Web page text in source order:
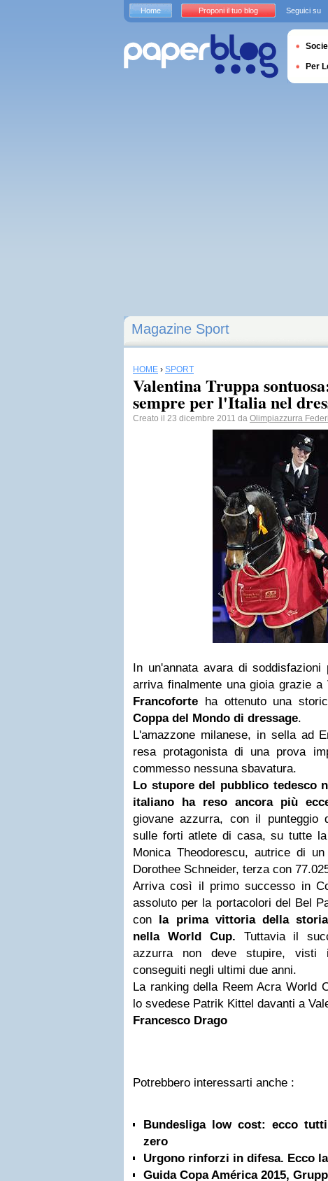
Magazine Sport
HOME › SPORT
Valentina Truppa
sempre per l'Italia nel
Creato il 23 dicembre 2011 da Olimpiazzurra
In un'annata avara di soddisfazioni
arriva finalmente una gioia grazie a
Francoforte ha ottenuto una
Coppa del Mondo di dressage.
L'amazzone milanese, in sella ad
resa protagonista di una prova
commesso nessuna sbavatura.
Lo stupore del pubblico tedesco
italiano ha reso ancora più
giovane azzurra, con il punteggio
sulle forti atlete di casa, su tutte la
Monica Theodorescu, autrice di
Dorothee Schneider, terza con
Arriva così il primo successo in
assoluto per la portacolori del Bel
con la prima vittoria della
nella World Cup. Tuttavia il
azzurra non deve stupire, visti i
conseguiti negli ultimi due anni.
La ranking della Reem Acra World
lo svedese Patrik Kittel davanti a
Francesco Drago
Potrebbero interessarti anche :
Bundesliga low cost: ecco
zero
Urgono rinforzi in difesa. Ecco
Guida Copa América 2015,
Home Proponi il tuo blog Seguici su
Per